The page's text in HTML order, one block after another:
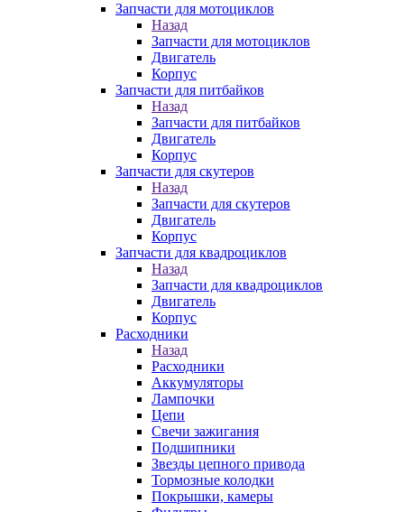
Запчасти для мотоциклов
Назад
Запчасти для мотоциклов
Двигатель
Корпус
Запчасти для питбайков
Назад
Запчасти для питбайков
Двигатель
Корпус
Запчасти для скутеров
Назад
Запчасти для скутеров
Двигатель
Корпус
Запчасти для квадроциклов
Назад
Запчасти для квадроциклов
Двигатель
Корпус
Расходники
Назад
Расходники
Аккумуляторы
Лампочки
Цепи
Свечи зажигания
Подшипники
Звезды цепного привода
Тормозные колодки
Покрышки, камеры